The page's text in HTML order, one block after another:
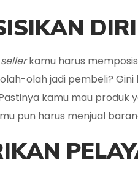
sellerkamu harus
olah jadi pembeli?
kamu mau produk
pun harus menjual